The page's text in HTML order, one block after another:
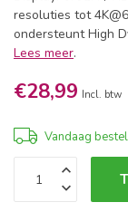
resoluties tot
ondersteunt High
Lees meer.
€28,99 Incl. btw
Vandaag